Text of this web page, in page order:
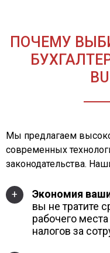
ПОЧЕМУ
Мы предлагаем
современных
законодательства.
+ Экономия
вы не тратите
рабочего
налогов за